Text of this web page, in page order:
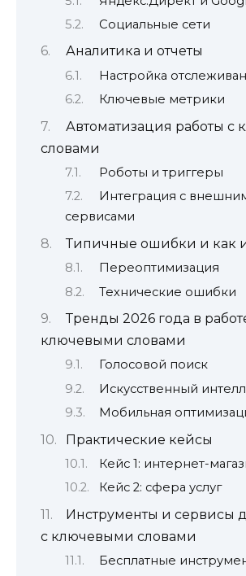
Социальные сети
Аналитика и отчеты
Настройка
Ключевые метрики
Автоматизация работы с
словами
Роботы и триггеры
Интеграция с
сервисами
Типичные ошибки и как
Переоптимизация
Технические ошибки
Тренды 2026 года в
ключевыми словами
Голосовой поиск
Искусственный
Мобильная
Практические кейсы
Кейс 1: интернет-
Кейс 2: сфера услуг
Инструменты и сервисы
с ключевыми словами
Бесплатные